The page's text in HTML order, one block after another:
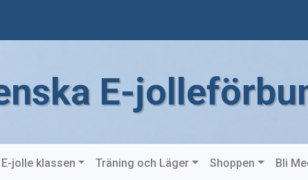
E-
E-jolle klassen Träning och Läger Shoppen Bli